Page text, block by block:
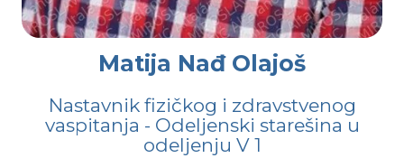
Matija Nađ Olajoš
Nastavnik fizičkog i zdravstvenog
vaspitanja - Odeljenski starešina u
odeljenju V 1